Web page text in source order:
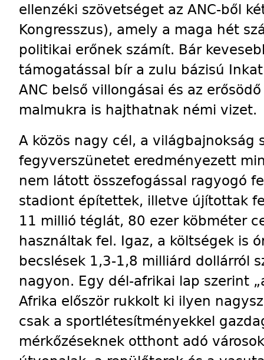
ellenzéki szövetséget az ANC-ből
Kongresszus), amely a maga hét
politikai erőnek számít. Bár
támogatással bír a zulu bázisú
ANC belső villongásai és az
malmukra is hajthatnak némi vizet.
A közös nagy cél, a világbajnokság
fegyverszünetet eredményezett
nem látott összefogással ragyogó
stadiont építettek, illetve újítottak
11 millió téglát, 80 ezer köbméter
használtak fel. Igaz, a költségek is
becslések 1,3-1,8 milliárd dollárról
nagyon. Egy dél-afrikai lap szerint
Afrika először rukkolt ki ilyen
csak a sportlétesítményekkel
mérkőzéseknek otthont adó